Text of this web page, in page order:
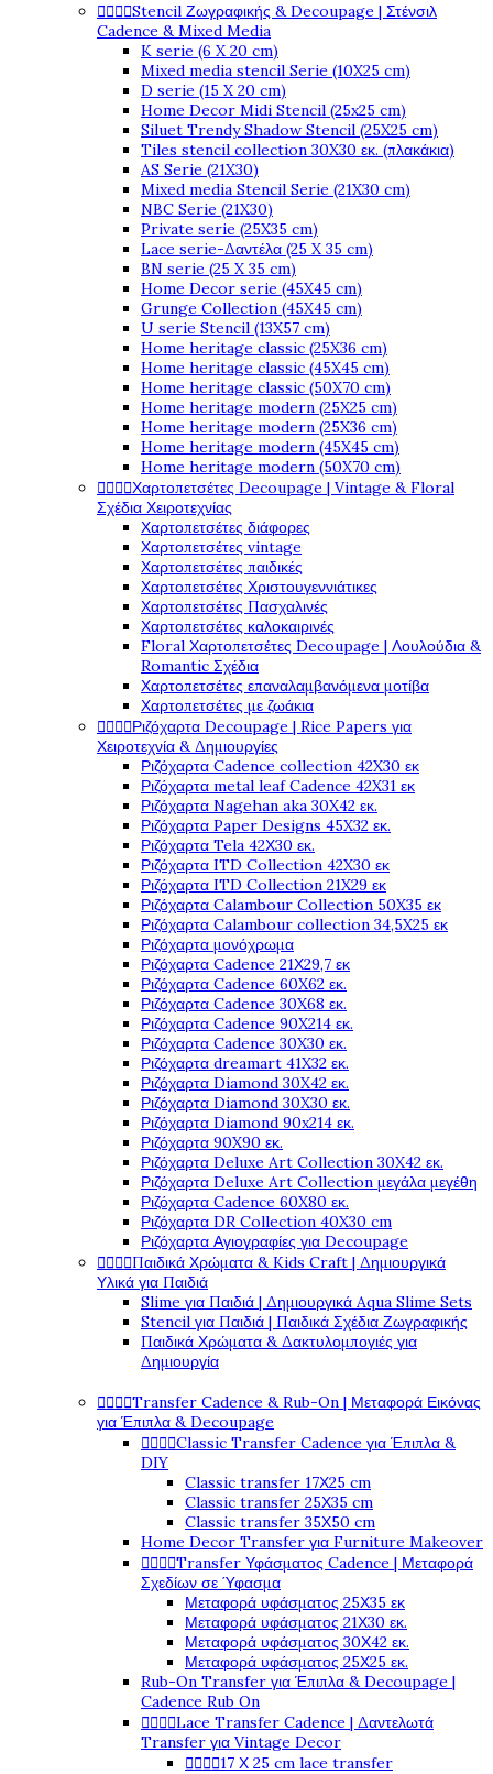
Stencil Ζωγραφικής & Decoupage | Στένσιλ
Cadence & Mixed Media
K serie (6 X 20 cm)
Mixed media stencil Serie (10X25 cm)
D serie (15 X 20 cm)
Home Decor Midi Stencil (25x25 cm)
Siluet Trendy Shadow Stencil (25X25 cm)
Tiles stencil collection 30X30 εκ. (πλακάκια)
AS Serie (21X30)
Mixed media Stencil Serie (21X30 cm)
NBC Serie (21X30)
Private serie (25X35 cm)
Lace serie-Δαντέλα (25 X 35 cm)
BN serie (25 X 35 cm)
Home Decor serie (45X45 cm)
Grunge Collection (45X45 cm)
U serie Stencil (13X57 cm)
Home heritage classic (25X36 cm)
Home heritage classic (45X45 cm)
Home heritage classic (50X70 cm)
Home heritage modern (25X25 cm)
Home heritage modern (25X36 cm)
Home heritage modern (45X45 cm)
Home heritage modern (50X70 cm)
Χαρτοπετσέτες Decoupage | Vintage & Floral
Σχέδια Χειροτεχνίας
Χαρτοπετσέτες διάφορες
Χαρτοπετσέτες vintage
Χαρτοπετσέτες παιδικές
Χαρτοπετσέτες Χριστουγεννιάτικες
Χαρτοπετσέτες Πασχαλινές
Χαρτοπετσέτες καλοκαιρινές
Floral Χαρτοπετσέτες Decoupage | Λουλούδια &
Romantic Σχέδια
Χαρτοπετσέτες επαναλαμβανόμενα μοτίβα
Χαρτοπετσέτες με ζωάκια
Ριζόχαρτα Decoupage | Rice Papers για
Χειροτεχνία & Δημιουργίες
Ριζόχαρτα Cadence collection 42X30 εκ
Ριζόχαρτα metal leaf Cadence 42X31 εκ
Ριζόχαρτα Nagehan aka 30X42 εκ.
Ριζόχαρτα Paper Designs 45X32 εκ.
Ριζόχαρτα Tela 42Χ30 εκ.
Ριζόχαρτα ITD Collection 42X30 εκ
Ριζόχαρτα ITD Collection 21X29 εκ
Ριζόχαρτα Calambour Collection 50X35 εκ
Ριζόχαρτα Calambour collection 34,5X25 εκ
Ριζόχαρτα μονόχρωμα
Ριζόχαρτα Cadence 21Χ29,7 εκ
Ριζόχαρτα Cadence 60X62 εκ.
Ριζόχαρτα Cadence 30X68 εκ.
Ριζόχαρτα Cadence 90X214 εκ.
Ριζόχαρτα Cadence 30X30 εκ.
Ριζόχαρτα dreamart 41X32 εκ.
Ριζόχαρτα Diamond 30X42 εκ.
Ριζόχαρτα Diamond 30X30 εκ.
Ριζόχαρτα Diamond 90x214 εκ.
Ριζόχαρτα 90X90 εκ.
Ριζόχαρτα Deluxe Art Collection 30X42 εκ.
Ριζόχαρτα Deluxe Art Collection μεγάλα μεγέθη
Ριζόχαρτα Cadence 60X80 εκ.
Ριζόχαρτα DR Collection 40X30 cm
Ριζόχαρτα Αγιογραφίες για Decoupage
Παιδικά Χρώματα & Kids Craft | Δημιουργικά
Υλικά για Παιδιά
Slime για Παιδιά | Δημιουργικά Aqua Slime Sets
Stencil για Παιδιά | Παιδικά Σχέδια Ζωγραφικής
Παιδικά Χρώματα & Δακτυλομπογιές για
Δημιουργία
Transfer Cadence & Rub-On | Μεταφορά Εικόνας
για Έπιπλα & Decoupage
Classic Transfer Cadence για Έπιπλα &
DIY
Classic transfer 17Χ25 cm
Classic transfer 25Χ35 cm
Classic transfer 35Χ50 cm
Home Decor Transfer για Furniture Makeover
Transfer Υφάσματος Cadence | Μεταφορά
Σχεδίων σε Ύφασμα
Μεταφορά υφάσματος 25Χ35 εκ
Μεταφορά υφάσματος 21Χ30 εκ.
Μεταφορά υφάσματος 30Χ42 εκ.
Μεταφορά υφάσματος 25Χ25 εκ.
Rub-On Transfer για Έπιπλα & Decoupage |
Cadence Rub On
Lace Transfer Cadence | Δαντελωτά
Transfer για Vintage Decor
17 Χ 25 cm lace transfer